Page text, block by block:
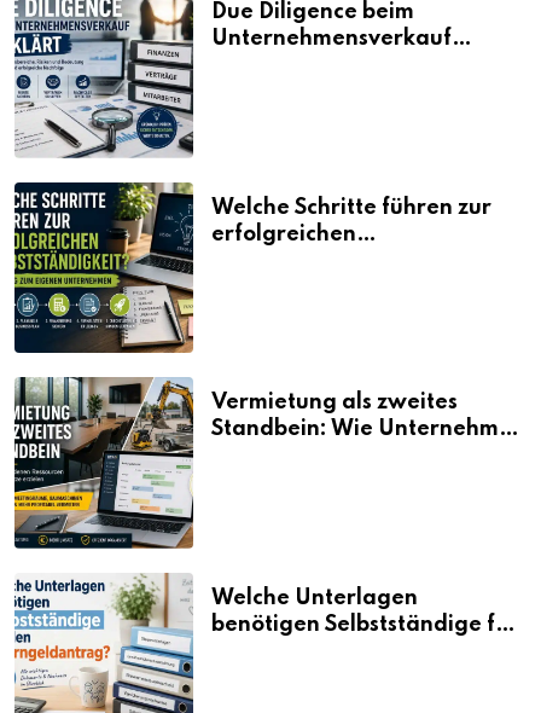
Due Diligence beim
Unternehmensverkauf
Welche Schritte führen zur
erfolgreichen
Vermietung als zweites
Standbein: Wie Unternehmen
Welche Unterlagen
benötigen Selbstständige für